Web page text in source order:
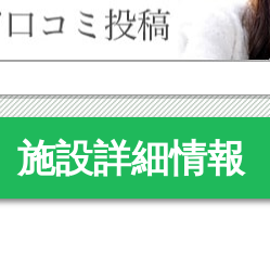
施設詳細情報